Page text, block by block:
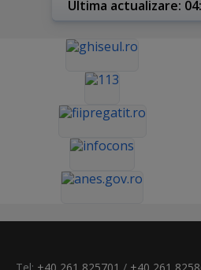
Ultima actualizare:
Tel: +40 261 825701 / +40 261